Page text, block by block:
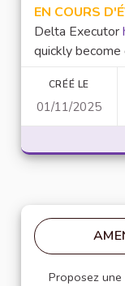
EN COURS
Delta Executor
quickly
CRÉÉ LE
01/11/2025
Proposez